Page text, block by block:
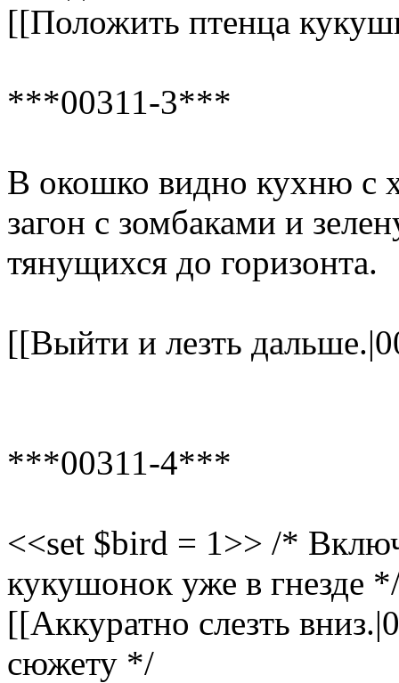
[[Положить птенца
***00311-3***
В окошко видно кухню с
загон с зомбаками и
тянущихся до горизонта.
[[Выйти и лезть
***00311-4***
<<set $bird = 1>> /*
кукушонок уже в гнезде
[[Аккуратно слезть
сюжету */